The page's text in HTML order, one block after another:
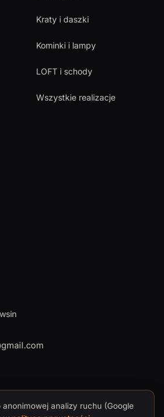
Kraty i daszki
Kominki i lampy
LOFT i schody
Wszystkie realizacje
· Tomasz Brokman, Mistrz Sztuki
analizy ruchu (Google